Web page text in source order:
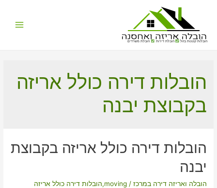
הובלות קטנות בזול הובלת דירות הובלת משרדים
הובלות דירה כולל אריזה
בקבוצת יבנה
הובלות דירה כולל אריזה בקבוצת
יבנה
הובלה ואריזה דירה במרכז /
moving
,הובלות דירה כולל אריזה